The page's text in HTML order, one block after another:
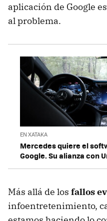
aplicación de Google
al problema.
EN XATAKA
Mercedes quiere el
Google. Su alianza con
Más allá de los fallos
infoentretenimiento,